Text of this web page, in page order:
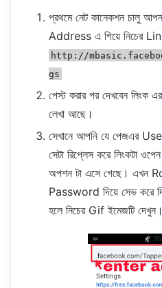
প্রথমে নেট কানেকশন চালু
Address এ গিয়ে নিচের
http://
gs
পেস্ট করার পর দেখবেন
লেখা আছে।
সেখানে আপনি যে পেজএর
সেটা রিপ্লেস করে লিংকটা
অপশন টা এসে গেছে। এখন
Password দিয়ে সেভ করে
হলে নিচের Gif ইমেজটি দেখুন।